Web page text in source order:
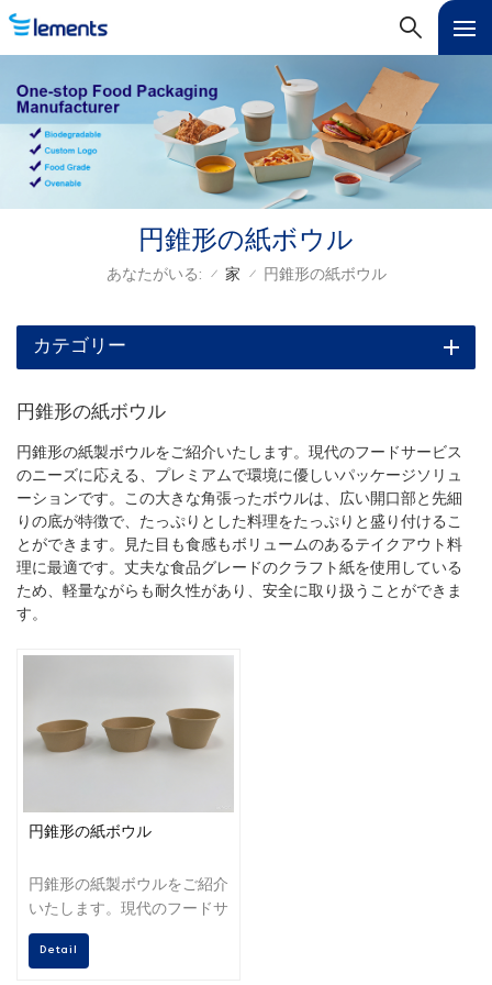
円錐形の紙ボウル
あなたがいる: / 家 / 円錐形の紙ボウル
カテゴリー
円錐形の紙ボウル
円錐形の紙製ボウルをご紹介いたします。現代のフードサービス
のニーズに応える、プレミアムで環境に優しいパッケージソリュ
ーションです。この大きな角張ったボウルは、広い開口部と先細
りの底が特徴で、たっぷりとした料理をたっぷりと盛り付けるこ
とができます。見た目も食感もボリュームのあるテイクアウト料
理に最適です。丈夫な食品グレードのクラフト紙を使用している
ため、軽量ながらも耐久性があり、安全に取り扱うことができま
す。
円錐形の紙ボウル
円錐形の紙製ボウルをご紹介
いたします。現代のフードサ
ービスのニーズに応える、プ
Detail